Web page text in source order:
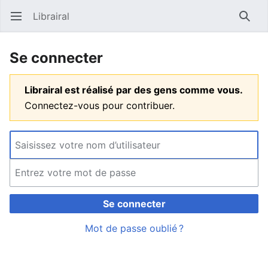
Ouvrir le menu principal Librairal
Se connecter
Librairal est réalisé par des gens comme vous.
Connectez-vous pour contribuer.
Se connecter
Mot de passe oublié ?